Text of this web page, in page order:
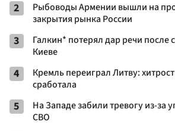
2
Рыбоводы Армении вышли на
закрытия рынка России
3
Галкин* потерял дар речи после
Киеве
4
Кремль переиграл Литву:
сработала
5
На Западе забили тревогу из-за
СВО